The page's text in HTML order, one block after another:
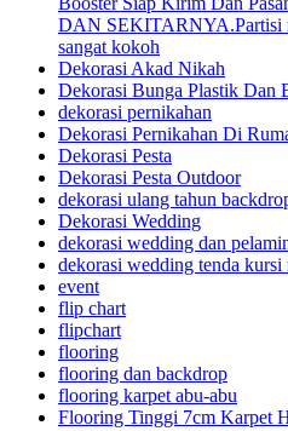
DAN SEKITARNYA.Partisi
sangat kokoh
Dekorasi Akad Nikah
Dekorasi Bunga Plastik Dan
dekorasi pernikahan
Dekorasi Pernikahan Di
Dekorasi Pesta
Dekorasi Pesta Outdoor
dekorasi ulang tahun
Dekorasi Wedding
dekorasi wedding dan
dekorasi wedding tenda kursi
event
flip chart
flipchart
flooring
flooring dan backdrop
flooring karpet abu-abu
Flooring Tinggi 7cm Karpet